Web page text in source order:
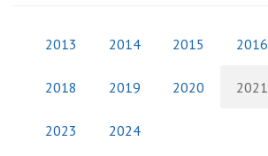
2013 2014 2015 2016
2018 2019 2020 2021
2023 2024